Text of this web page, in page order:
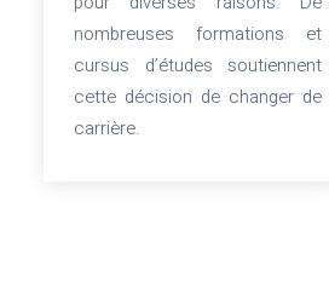
nombreuses formations et
cursus d’études soutiennent
cette décision de changer de
carrière.